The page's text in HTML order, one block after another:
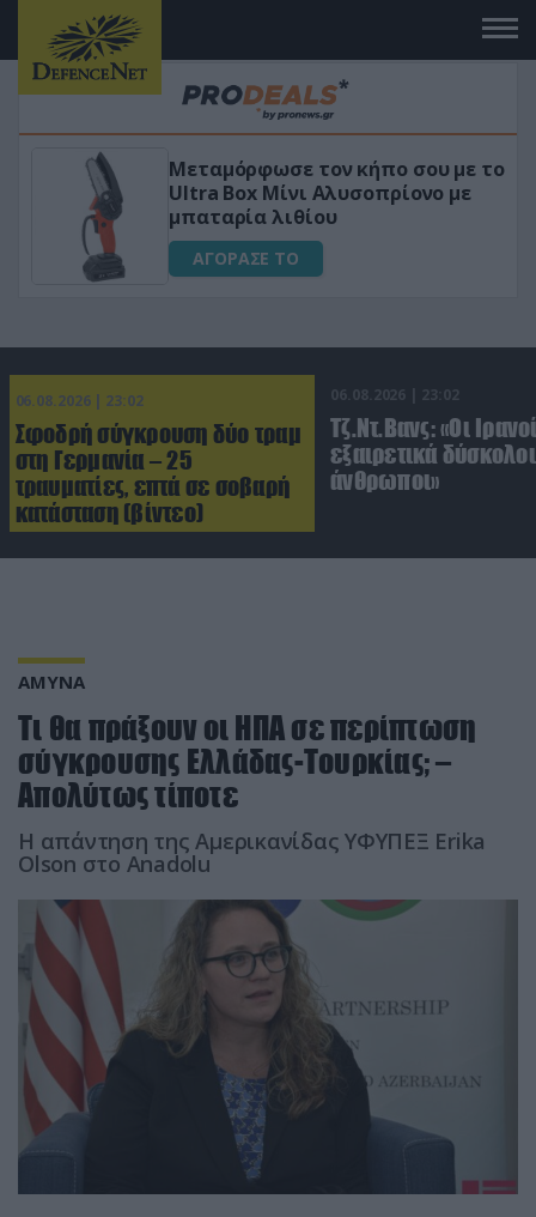
Μεταμόρφωσε τον κήπο σου με το
Ultra Box Μίνι Αλυσοπρίονο με
μπαταρία λιθίου
ΑΓΟΡΑΣΕ ΤΟ
06.08.2026 | 23:02
Σφοδρή σύγκρουση δύο τραμ
στη Γερμανία – 25
τραυματίες, επτά σε σοβαρή
κατάσταση (βίντεο)
06.08.2026 | 23:02
Τζ.Ντ.Βανς: «Οι
εξαιρετικά δύσκολοι
άνθρωποι»
ΑΜΥΝΑ
Τι θα πράξουν οι ΗΠΑ σε περίπτωση
σύγκρουσης Ελλάδας-Τουρκίας; –
Απολύτως τίποτε
Η απάντηση της Αμερικανίδας ΥΦΥΠΕΞ Erika
Olson στο Αnadolu